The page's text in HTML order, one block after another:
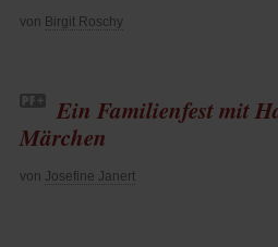
von Birgit Roschy
Ein Familienfest mit
Märchen
von Josefine Janert